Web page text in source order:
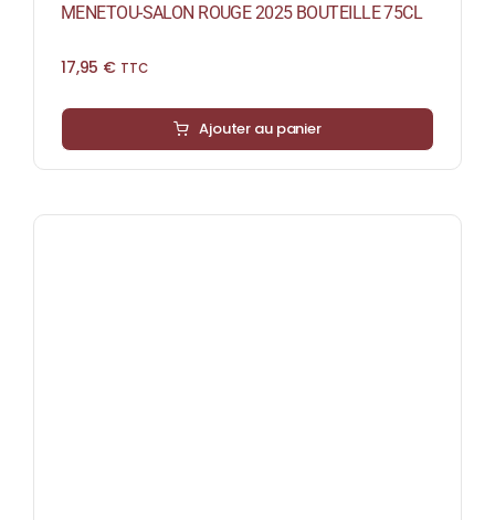
MENETOU-SALON ROUGE 2025 BOUTEILLE 75CL
17,95 € TTC
Ajouter au panier